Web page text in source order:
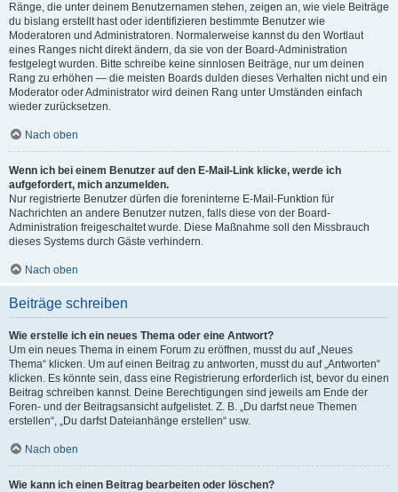
Ränge, die unter deinem Benutzernamen stehen, zeigen an, wie viele Beiträge
du bislang erstellt hast oder identifizieren bestimmte Benutzer wie
Moderatoren und Administratoren. Normalerweise kannst du den Wortlaut
eines Ranges nicht direkt ändern, da sie von der Board-Administration
festgelegt wurden. Bitte schreibe keine sinnlosen Beiträge, nur um deinen
Rang zu erhöhen — die meisten Boards dulden dieses Verhalten nicht und ein
Moderator oder Administrator wird deinen Rang unter Umständen einfach
wieder zurücksetzen.
Nach oben
Wenn ich bei einem Benutzer auf den E-Mail-Link klicke, werde ich
aufgefordert, mich anzumelden.
Nur registrierte Benutzer dürfen die foreninterne E-Mail-Funktion für
Nachrichten an andere Benutzer nutzen, falls diese von der Board-
Administration freigeschaltet wurde. Diese Maßnahme soll den Missbrauch
dieses Systems durch Gäste verhindern.
Nach oben
Beiträge schreiben
Wie erstelle ich ein neues Thema oder eine Antwort?
Um ein neues Thema in einem Forum zu eröffnen, musst du auf „Neues
Thema“ klicken. Um auf einen Beitrag zu antworten, musst du auf „Antworten“
klicken. Es könnte sein, dass eine Registrierung erforderlich ist, bevor du einen
Beitrag schreiben kannst. Deine Berechtigungen sind jeweils am Ende der
Foren- und der Beitragsansicht aufgelistet. Z. B. „Du darfst neue Themen
erstellen“, „Du darfst Dateianhänge erstellen“ usw.
Nach oben
Wie kann ich einen Beitrag bearbeiten oder löschen?